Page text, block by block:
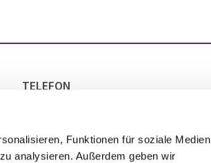
Funktionen für soziale Medien
analysieren. Außerdem geben wir
TELEFON